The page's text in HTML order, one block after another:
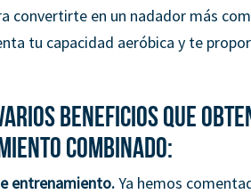
convertirte en un nadador más
tu capacidad aeróbica y te
beneficios que
combinado:
entrenamiento.Ya hemos